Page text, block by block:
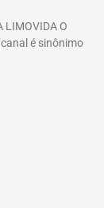
LIMOVIDA O
é sinônimo